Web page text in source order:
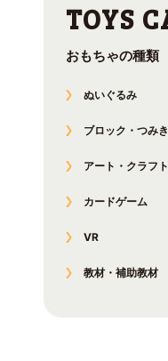
おもちゃの種類
ぬいぐるみ
ブロック・つみき
アート・クラフト
カードゲーム
VR
教材・補助教材